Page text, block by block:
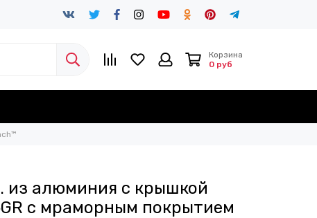
Корзина
0 руб
из алюминия с крышкой
с мраморным покрытием